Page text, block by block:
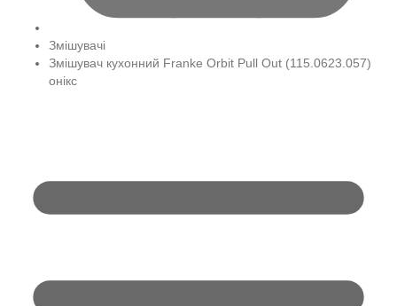
Змішувачі
Змішувач кухонний Franke Orbit Pull Out (115.0623.057)
онікс